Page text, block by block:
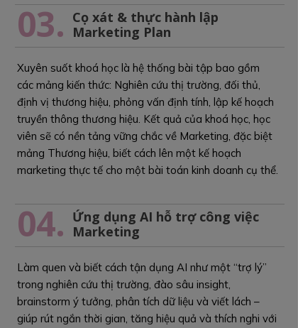
03. Cọ xát & thực hành lập
Marketing Plan
Xuyên suốt khoá học là hệ thống bài tập bao gồm
các mảng kiến thức: Nghiên cứu thị trường, đối thủ,
định vị thương hiệu, phỏng vấn định tính, lập kế hoạch
truyền thông thương hiệu. Kết quả của khoá học, học
viên sẽ có nền tảng vững chắc về Marketing, đặc biệt
mảng Thương hiệu, biết cách lên một kế hoạch
marketing thực tế cho một bài toán kinh doanh cụ thể.
04. Ứng dụng AI hỗ trợ công việc
Marketing
Làm quen và biết cách tận dụng AI như một “trợ lý”
trong nghiên cứu thị trường, đào sâu insight,
brainstorm ý tưởng, phân tích dữ liệu và viết lách –
giúp rút ngắn thời gian, tăng hiệu quả và thích nghi với